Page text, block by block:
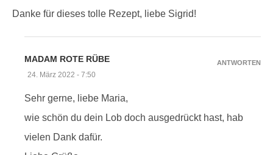
Danke für dieses tolle Rezept, liebe Sigrid!
MADAM ROTE RÜBE
24. März 2022 - 7:50
Sehr gerne, liebe Maria,
wie schön du dein Lob doch ausgedrückt hast, hab
vielen Dank dafür.
ANTWORTEN